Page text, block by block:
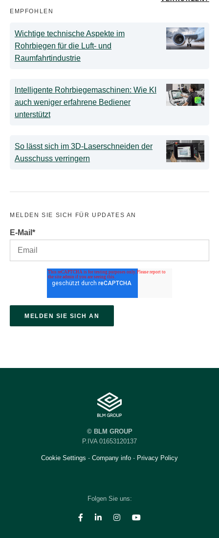
EMPFOHLEN
Wichtige technische Aspekte im
Rohrbiegen für die Luft- und
Raumfahrtindustrie
Intelligente Rohrbiegemaschinen: Wie KI
auch weniger erfahrene Bediener
unterstützt
So lässt sich im 3D-Laserschneiden der
Ausschuss verringern
MELDEN SIE SICH FÜR UPDATES AN
E-Mail *
© BLM GROUP
P.IVA 01653120137
Cookie Settings - Company info - Privacy Policy
Folgen Sie uns: